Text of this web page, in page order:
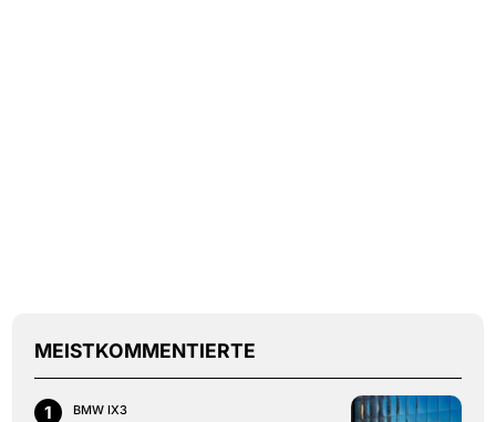
MEISTKOMMENTIERTE
1 BMW IX3